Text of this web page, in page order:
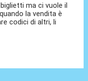
ma ci vuole il
la vendita è
codici di altri, li